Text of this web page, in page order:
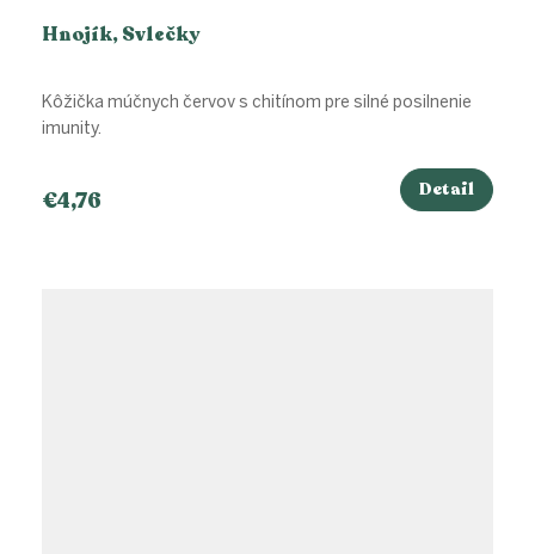
Hnojík, Svlečky
€4,76 Detail
Kôžička múčnych červov s chitínom pre silné posilnenie
imunity.